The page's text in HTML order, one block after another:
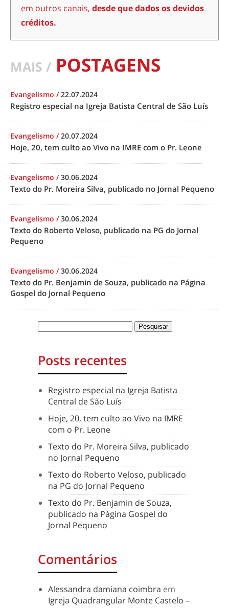
em outros canais, desde que dados os devidos
créditos.
MAIS / POSTAGENS
Evangelismo /22.07.2024
Registro especial na Igreja Batista Central de São Luís
Evangelismo /20.07.2024
Hoje, 20, tem culto ao Vivo na IMRE com o Pr. Leone
Evangelismo /30.06.2024
Texto do Pr. Moreira Silva, publicado no Jornal Pequeno
Evangelismo /30.06.2024
Texto do Roberto Veloso, publicado na PG do Jornal
Pequeno
Evangelismo /30.06.2024
Texto do Pr. Benjamin de Souza, publicado na Página
Gospel do Jornal Pequeno
Posts recentes
Registro especial na Igreja Batista
Central de São Luís
Hoje, 20, tem culto ao Vivo na IMRE
com o Pr. Leone
Texto do Pr. Moreira Silva, publicado
no Jornal Pequeno
Texto do Roberto Veloso, publicado
na PG do Jornal Pequeno
Texto do Pr. Benjamin de Souza,
publicado na Página Gospel do
Jornal Pequeno
Comentários
Alessandra damiana coimbra em
Igreja Quadrangular Monte Castelo –